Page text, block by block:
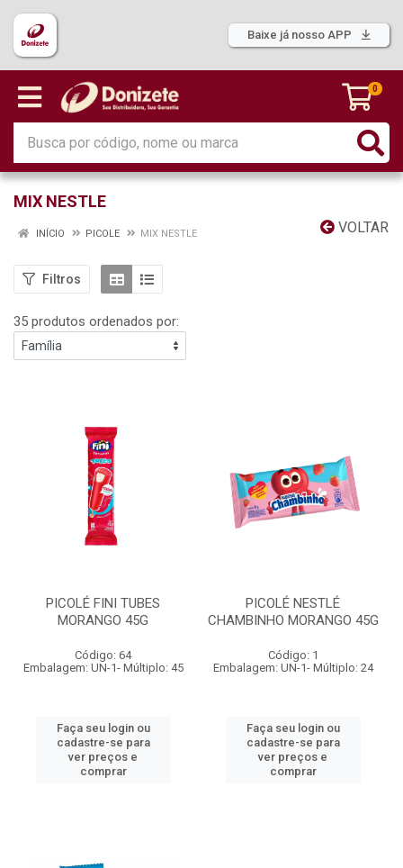
Baixe já nosso APP
0
MIX NESTLE
VOLTAR
INÍCIO PICOLE MIX NESTLE
Filtros
35 produtos ordenados por:
PICOLÉ FINI TUBES
MORANGO 45G
Código: 64
Embalagem: UN-1- Múltiplo: 45
Faça seu login ou
cadastre-se para
ver preços e
comprar
PICOLÉ NESTLÉ
CHAMBINHO MORANGO 45G
Código: 1
Embalagem: UN-1- Múltiplo: 24
Faça seu login ou
cadastre-se para
ver preços e
comprar